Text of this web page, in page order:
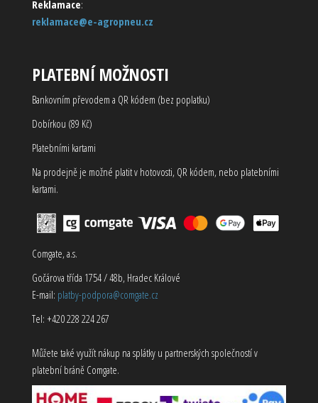
Reklamace:
reklamace@e-agropneu.cz
PLATEBNÍ MOŽNOSTI
Bankovním převodem a QR kódem (bez poplatku)
Dobírkou (89 Kč)
Platebními kartami
Na prodejně je možné platit v hotovosti, QR kódem, nebo platebními
kartami.
Comgate, a.s.
Gočárova třída 1754 / 48b, Hradec Králové
E-mail: platby-podpora@comgate.cz
Tel: +420 228 224 267
Můžete také využít nákup na splátky u partnerských společností v
platební bráně Comgate.